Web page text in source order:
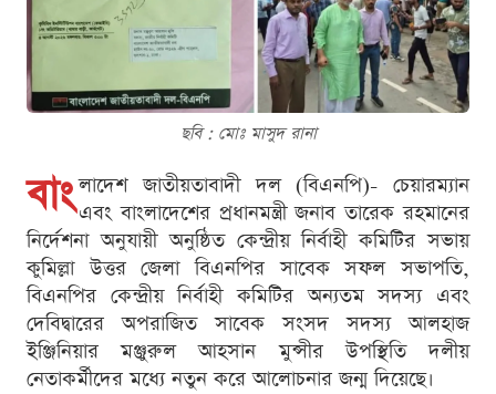
ছবি : মোঃ মাসুদ রানা
বাং লাদেশ জাতীয়তাবাদী দল (বিএনপি)- চেয়ারম্যান
এবং বাংলাদেশের প্রধানমন্ত্রী জনাব তারেক রহমানের
নির্দেশনা অনুযায়ী অনুষ্ঠিত কেন্দ্রীয় নির্বাহী কমিটির সভায়
কুমিল্লা উত্তর জেলা বিএনপির সাবেক সফল সভাপতি,
বিএনপির কেন্দ্রীয় নির্বাহী কমিটির অন্যতম সদস্য এবং
দেবিদ্বারের অপরাজিত সাবেক সংসদ সদস্য আলহাজ
ইঞ্জিনিয়ার মঞ্জুরুল আহসান মুন্সীর উপস্থিতি দলীয়
নেতাকর্মীদের মধ্যে নতুন করে আলোচনার জন্ম দিয়েছে।